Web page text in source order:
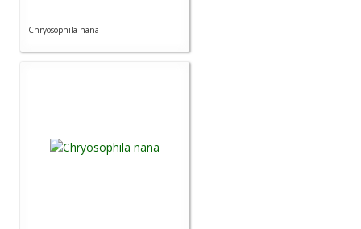
Chryosophila nana